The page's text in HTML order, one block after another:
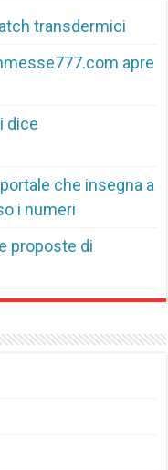
transdermici
apre
dice
che insegna a
i numeri
proposte di